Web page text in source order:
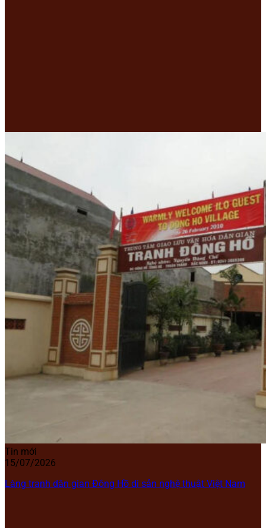
Tin mới
15/07/2026
Làng tranh dân gian Đông Hồ di sản nghệ thuật Việt Nam